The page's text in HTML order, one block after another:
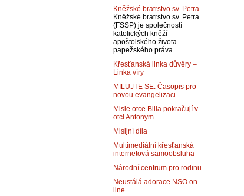
Kněžské bratrstvo sv. Petra
Kněžské bratrstvo sv. Petra
(FSSP) je společností
katolických kněží
apoštolského života
papežského práva.
Křesťanská linka důvěry –
Linka víry
MILUJTE SE. Časopis pro
novou evangelizaci
Misie otce Billa pokračují v
otci Antonym
Misijní díla
Multimediální křesťanská
internetová samoobsluha
Národní centrum pro rodinu
Neustálá adorace NSO on-
line